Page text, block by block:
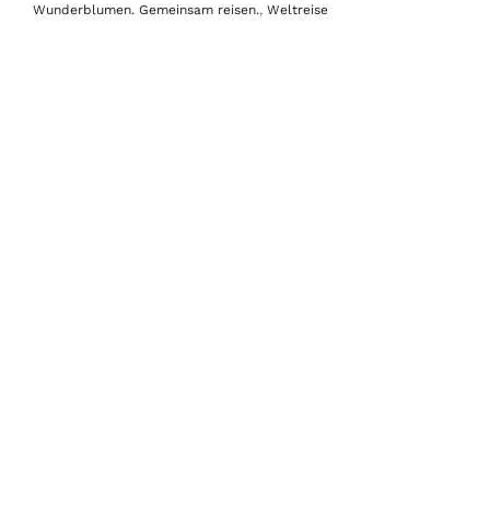
Wunderblumen. Gemeinsam reisen., Weltreise